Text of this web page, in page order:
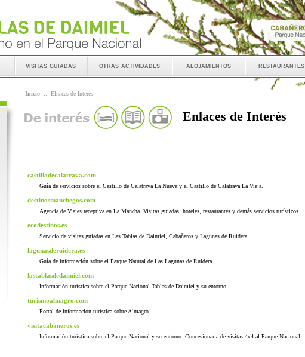
visitas guiadas otras actividades alojamientos restaurantes
Inicio :: Elnaces de Interés
Enlaces de Interés
castillodecalatrava.com
Guía de servicios sobre el Castillo de Calatrava La Nueva y el Castillo de Calatrava La Vieja.
destinosmanchegos.com
Agencia de Viajes receptiva en La Mancha. Visitas guiadas, hoteles, restaurantes y demás servicios turísticos.
ecodestinos.es
Servicio de visitas guiadas en Las Tablas de Daimiel, Cabañeros y Lagunas de Ruidera.
lagunasderuidera.es
Guía de información sobre el Parque Natural de Las Lagunas de Ruidera
lastablasdedaimiel.com
Información turística sobre el Parque Nacional Tablas de Daimiel y su entorno.
turismoalmagro.com
Portal de información turística sobre Almagro
visitacabaneros.es
Información turística sobre el Parque Nacional y su entorno. Concesionaria de visitas 4x4 al Parque Nacional